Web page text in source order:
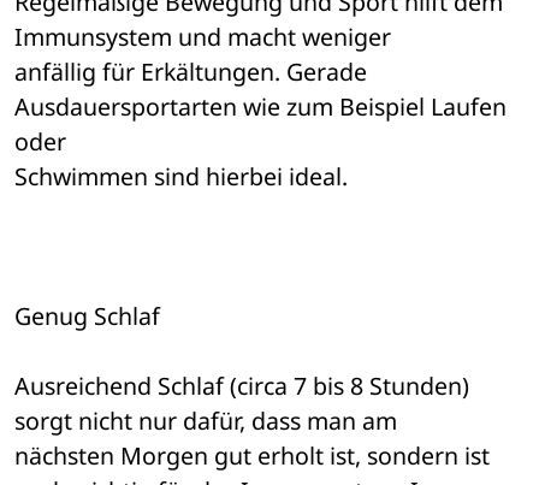
Immunsystem und macht weniger
anfällig für Erkältungen. Gerade
Ausdauersportarten wie zum Beispiel Laufen
oder
Schwimmen sind hierbei ideal.
Genug Schlaf
Ausreichend Schlaf (circa 7 bis 8 Stunden)
sorgt nicht nur dafür, dass man am
nächsten Morgen gut erholt ist, sondern ist